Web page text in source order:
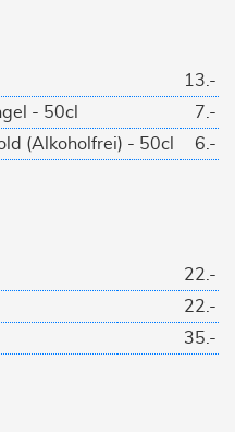
13.-
- 50cl
7.-
(Alkoholfrei) - 50cl
6.-
22.-
22.-
35.-